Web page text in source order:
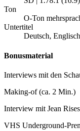
Ton
O-Ton
Untertitel
Deutsch,
Bonusmaterial
Interviews mit den
Making-of (ca. 2 Min.)
Interview mit Jean
VHS Underground-